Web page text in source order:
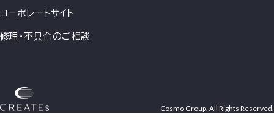
コーポレートサイト
修理・不具合のご相談
Cosmo Group. All Rights Reserved.